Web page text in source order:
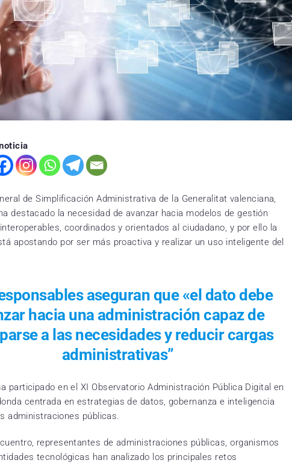
de Simplificación Administrativa de la Generalitat valenciana,
destacado la necesidad de avanzar hacia modelos de gestión
coordinados y orientados al ciudadano, y por ello la
apostando por ser más proactiva y realizar un uso inteligente del
aseguran que «el dato debe
hacia una administración capaz de
a las necesidades y reducir cargas
administrativas”
participado en el XI Observatorio Administración Pública Digital en
centrada en estrategias de datos, gobernanza e inteligencia
administraciones públicas.
representantes de administraciones públicas, organismos
tecnológicas han analizado los principales retos